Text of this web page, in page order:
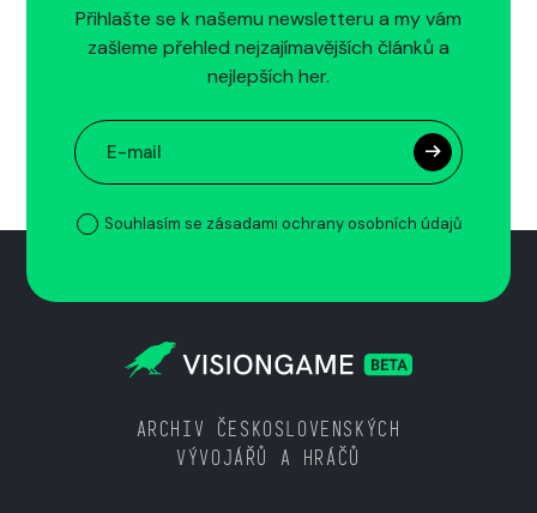
Přihlašte se k našemu newsletteru a my vám
zašleme přehled nejzajímavějších článků a
nejlepších her.
Souhlasím se zásadami ochrany osobních údajů
ARCHIV ČESKOSLOVENSKÝCH
VÝVOJÁŘŮ A HRÁČŮ